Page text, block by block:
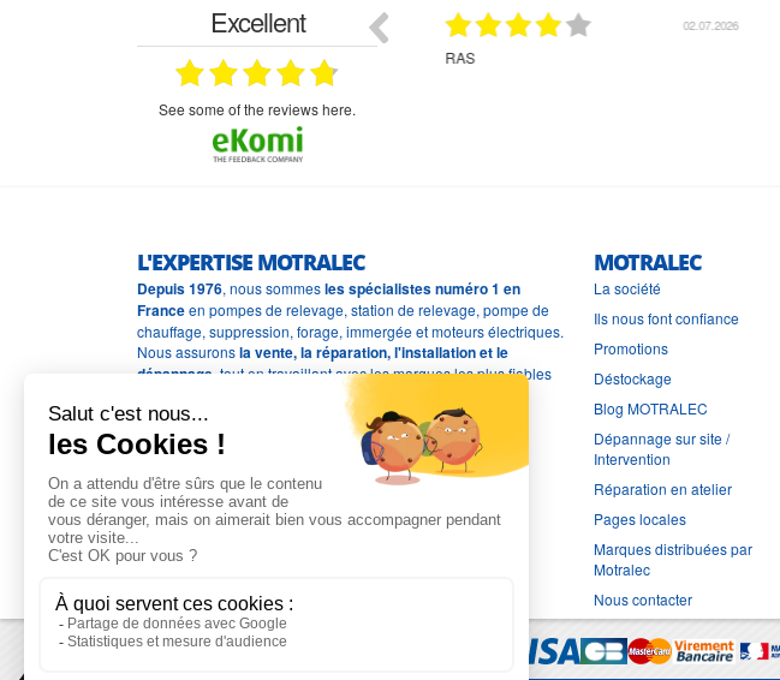
Excellent
see some of the reviews here.
07.07.2026
bien rien a dire .what else
02.07.2026
RAS
L'EXPERTISE MOTRALEC
Depuis 1976, nous sommesles spécialistes numéro 1 en
Franceen pompes de relevage, station de relevage, pompe de
chauffage, suppression, forage, immergée et moteurs électriques.
Nous assuronsla vente, la réparation, l'installation et le
dépannage , tout en travaillant avec les marques les plus fiables
MOTRALEC
La société
Ils nous font confiance
Promotions
Déstockage
Blog MOTRALEC
Dépannage sur site /
Intervention
Réparation en atelier
Pages locales
Marques distribuées par
Motralec
Nous contacter